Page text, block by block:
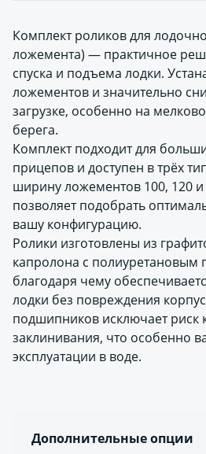
Комплект роликов для
ложемента) — практичное
спуска и подъема лодки.
ложементов и значительно
загрузке, особенно на
берега.
Комплект подходит для
прицепов и доступен в трёх
ширину ложементов 100, 120
позволяет подобрать
вашу конфигурацию.
Ролики изготовлены из
капролона с полиуретановым
благодаря чему
лодки без повреждения
подшипников исключает риск
заклинивания, что особенно
эксплуатации в воде.
Дополнительные опции